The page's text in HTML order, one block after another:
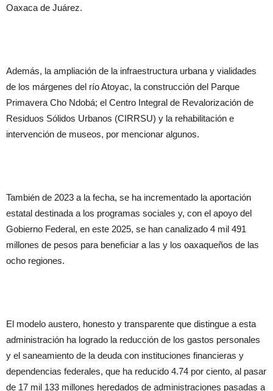
Oaxaca de Juárez.
Además, la ampliación de la infraestructura urbana y vialidades
de los márgenes del río Atoyac, la construcción del Parque
Primavera Cho Ndobá; el Centro Integral de Revalorización de
Residuos Sólidos Urbanos (CIRRSU) y la rehabilitación e
intervención de museos, por mencionar algunos.
También de 2023 a la fecha, se ha incrementado la aportación
estatal destinada a los programas sociales y, con el apoyo del
Gobierno Federal, en este 2025, se han canalizado 4 mil 491
millones de pesos para beneficiar a las y los oaxaqueños de las
ocho regiones.
El modelo austero, honesto y transparente que distingue a esta
administración ha logrado la reducción de los gastos personales
y el saneamiento de la deuda con instituciones financieras y
dependencias federales, que ha reducido 4.74 por ciento, al pasar
de 17 mil 133 millones heredados de administraciones pasadas a